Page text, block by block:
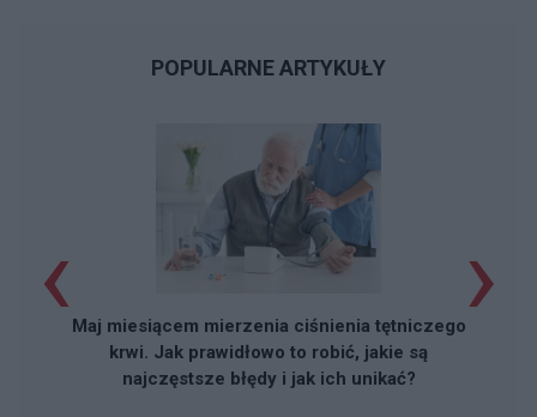
POPULARNE ARTYKUŁY
Maj miesiącem mierzenia ciśnienia tętniczego
krwi. Jak prawidłowo to robić, jakie są
najczęstsze błędy i jak ich unikać?
‹ ›